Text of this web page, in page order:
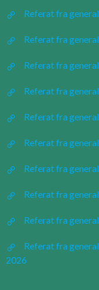
Referat fra
Referat fra
Referat fra
Referat fra
Referat fra
Referat fra
Referat fra
Referat fra
Referat fra
Referat fra
2026